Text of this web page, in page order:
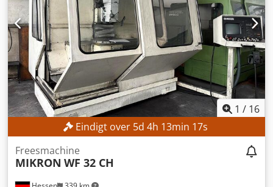
Verplaatsing Z-as: 750 mm Spindelsnelheid: 8.000
omw/min MACHINEGEGEVENS Besturingsmodel:
Heidenhain TNC 530 Bedrijfsspanning: 400 V / 50 Hz
Besturingsspanning: 24 V Vermogen: 35 kVA Nominale
stroom: 50 A Hoofdschakelaar: 6,3 A Bedrijfstijden
Spindeltijden: 5.238 uur Inschakeltijden besturing: 17.705
uur
1 / 16
Eindigt over 5d 4h 13min 15s
Freesmachine
MIKRON WF 32 CH